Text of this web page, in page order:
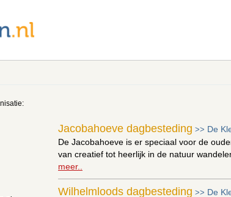
Jacobahoeve dagbesteding >> De
De Jacobahoeve is er speciaal voor de
van creatief tot heerlijk in de natuur
meer..
Wilhelmloods dagbesteding >> De